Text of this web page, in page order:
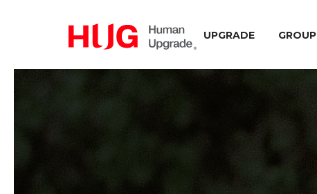
UPGRADE GROUP